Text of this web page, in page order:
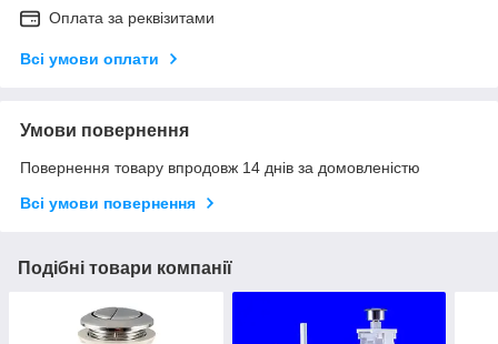
Оплата за реквізитами
Всі умови оплати
Умови повернення
Повернення товару впродовж 14 днів за домовленістю
Всі умови повернення
Подібні товари компанії